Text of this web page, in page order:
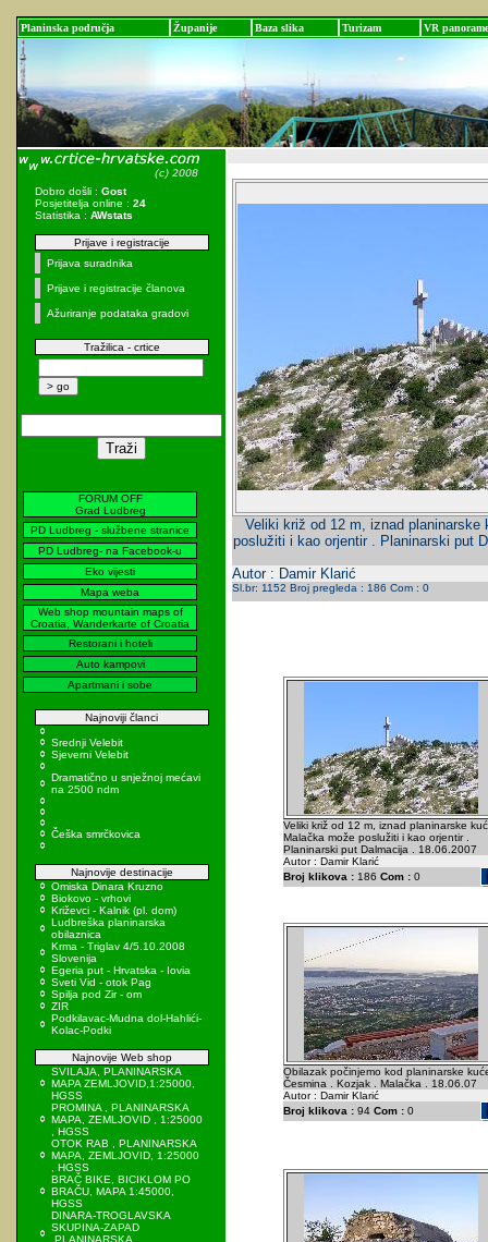
Planinska područja Županije Baza slika Turizam VR panorame
Dobro došli : Gost
Posjetitelja online : 24
Statistika : AWstats
Prijave i registracije
Prijava suradnika
Prijave i registracije članova
Ažuriranje podataka gradovi
Tražilica - crtice
FORUM OFF
Grad Ludbreg
PD Ludbreg - službene stranice
PD Ludbreg- na Facebook-u
Eko vijesti
Mapa weba
Web shop mountain maps of
Croatia, Wanderkarte of Croatia
Restorani i hoteli
Auto kampovi
Apartmani i sobe
Najnoviji članci
Srednji Velebit
Sjeverni Velebit
Dramatično u snježnoj mećavi
na 2500 ndm
Češka smrčkovica
Najnovije destinacije
Omiska Dinara Kruzno
Biokovo - vrhovi
Križevci - Kalnik (pl. dom)
Ludbreška planinarska
obilaznica
Krma - Triglav 4/5.10.2008
Slovenija
Egeria put - Hrvatska - Iovia
Sveti Vid - otok Pag
Spilja pod Zir - om
ZIR
Podkilavac-Mudna dol-Hahlići-
Kolac-Podki
Najnovije Web shop
SVILAJA, PLANINARSKA
MAPA ZEMLJOVID,1:25000,
HGSS
PROMINA , PLANINARSKA
MAPA, ZEMLJOVID , 1:25000
, HGSS
OTOK RAB , PLANINARSKA
MAPA, ZEMLJOVID, 1:25000
, HGSS
BRAČ BIKE, BICIKLOM PO
BRAČU, MAPA 1:45000,
HGSS
DINARA-TROGLAVSKA
SKUPINA-ZAPAD
,PLANINARSKA
Veliki križ od 12 m, iznad planinarske
poslužiti i kao orjentir . Planinarski put
Autor : Damir Klarić
Sl.br: 1152 Broj pregleda : 186 Com : 0
Veliki križ od 12 m, iznad planinarske
Malačka može poslužiti i kao orjentir .
Planinarski put Dalmacija . 18.06.2007
Autor : Damir Klarić
Broj klikova :186 Com :0
Obilazak počinjemo kod planinarske
Česmina . Kozjak . Malačka . 18.06.07
Autor : Damir Klarić
Broj klikova :94 Com :0